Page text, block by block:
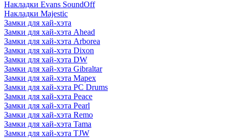
Накладки Evans SoundOff
Накладки Majestic
Замки для хай-хэта
Замки для хай-хэта Ahead
Замки для хай-хэта Arborea
Замки для хай-хэта Dixon
Замки для хай-хэта DW
Замки для хай-хэта Gibraltar
Замки для хай-хэта Mapex
Замки для хай-хэта PC Drums
Замки для хай-хэта Peace
Замки для хай-хэта Pearl
Замки для хай-хэта Remo
Замки для хай-хэта Tama
Замки для хай-хэта TJW